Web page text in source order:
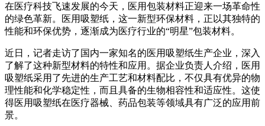
在医疗科技飞速发展的今天，医用包装材料正迎来一场革命性
的绿色革新。医用吸塑纸，这一新型环保材料，正以其独特的
性能和环保优势，逐渐成为医疗行业的“明星”包装材料。
近日，记者走访了国内一家知名的医用吸塑纸生产企业，深入
了解了这种新型材料的特性和应用。据企业负责人介绍，医用
吸塑纸采用了先进的生产工艺和材料配比，不仅具有优异的物
理性能和化学稳定性，而且具备的生物相容性和适应性。这使
得医用吸塑纸在医疗器械、药品包装等领域具有广泛的应用前
景。